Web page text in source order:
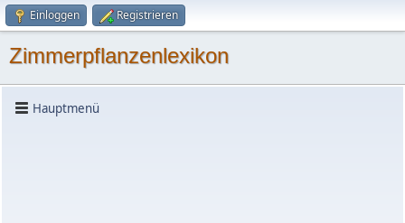
Einloggen Registrieren
Zimmerpflanzenlexikon
Hauptmenü